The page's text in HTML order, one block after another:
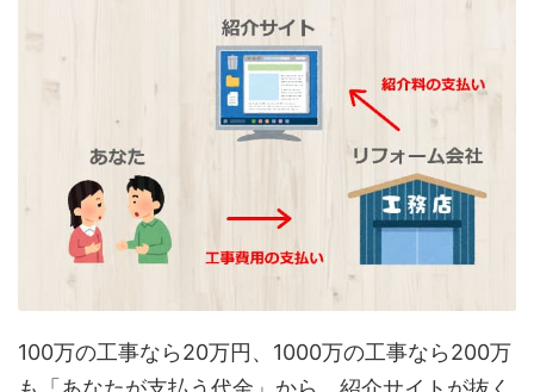
100万の工事なら20万円、1000万の工事なら200万